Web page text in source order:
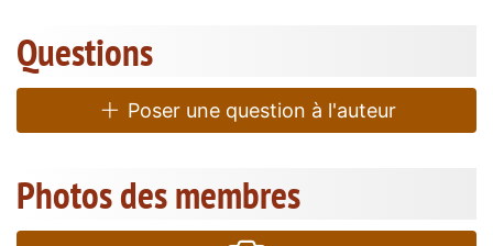
Questions
Poser une question à l'auteur
Photos des membres